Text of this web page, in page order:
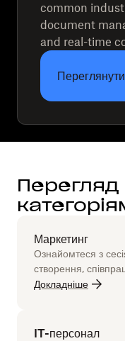
common
document
and real-time
Перегляд
Маркетинг
Ознайомтеся з
створення,
Докладніше
IT-персонал